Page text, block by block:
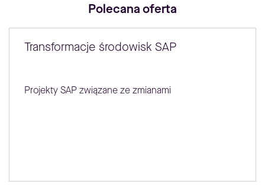
Polecana oferta
Transformacje środowisk SAP
Projekty SAP związane ze zmianami